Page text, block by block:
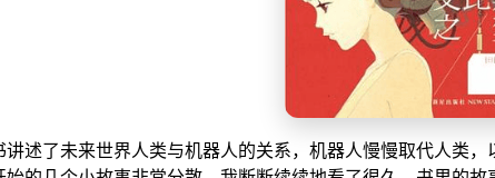
述了未来世界人类与机器人的关系，机器人慢慢取代人类